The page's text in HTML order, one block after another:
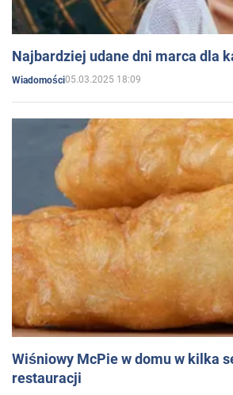
Najbardziej udane dni marca dla
Wiadomości05.03.2025 18:09
Wiśniowy McPie w domu w kilka
restauracji